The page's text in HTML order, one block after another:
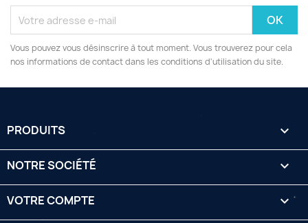
Vous pouvez vous désinscrire à tout moment. Vous trouverez pour cela
nos informations de contact dans les conditions d'utilisation du site.
PRODUITS 
NOTRE SOCIÉTÉ 
VOTRE COMPTE 